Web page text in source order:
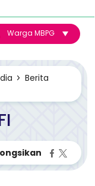
Warga MBPG
Berita